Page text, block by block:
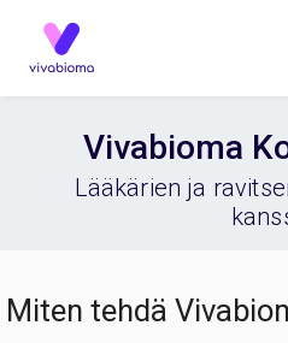
Vivabioma
Lääkärien ja
Miten tehdä